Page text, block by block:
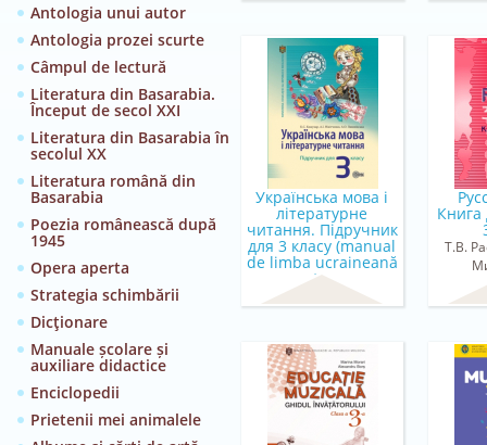
Antologia unui autor
Antologia prozei scurte
Câmpul de lectură
Literatura din Basarabia.
Început de secol XXI
Literatura din Basarabia în
secolul XX
Literatura română din
Basarabia
Poezia românească după
1945
Opera aperta
Strategia schimbării
Dicţionare
Manuale școlare și
auxiliare didactice
Enciclopedii
Prietenii mei animalele
Українська мова і
літературне
читання. Підручник
для 3 класу (manual
de limba ucraineană
pentru c...
K.C. Кожухар, A.I.
Книга
Т.В.